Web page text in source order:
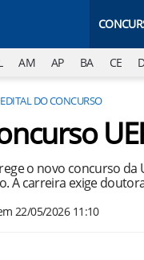
AM AP BA CE
EDITAL DO CONCURSO
o novo concurso da
A carreira exige
22/05/2026 11:10